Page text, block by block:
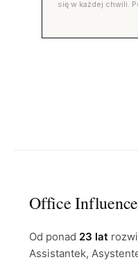
się w każdej chwili.
Office
Od ponad 23 lat
Assistantek,